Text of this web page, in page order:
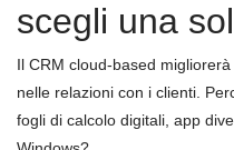
scegli una
Il CRM cloud-based
nelle relazioni con i clienti.
fogli di calcolo digitali, app